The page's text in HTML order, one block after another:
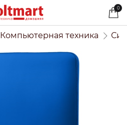
0
Компьютерная техника